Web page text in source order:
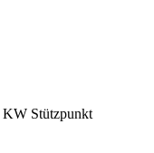
KW Stützpunkt